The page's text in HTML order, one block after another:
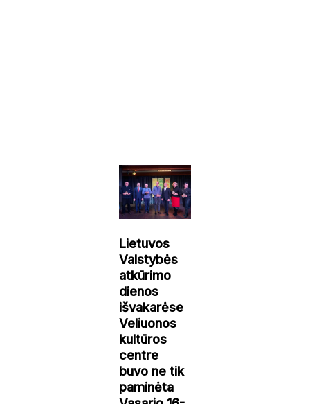
Lietuvos
Valstybės
atkūrimo
dienos
išvakarėse
Veliuonos
kultūros
centre
buvo ne tik
paminėta